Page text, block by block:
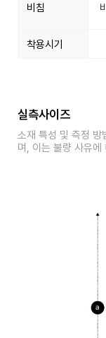
비침
착용시기
실측사이즈
소재 특성 및 측정
며, 이는 불량 사유에